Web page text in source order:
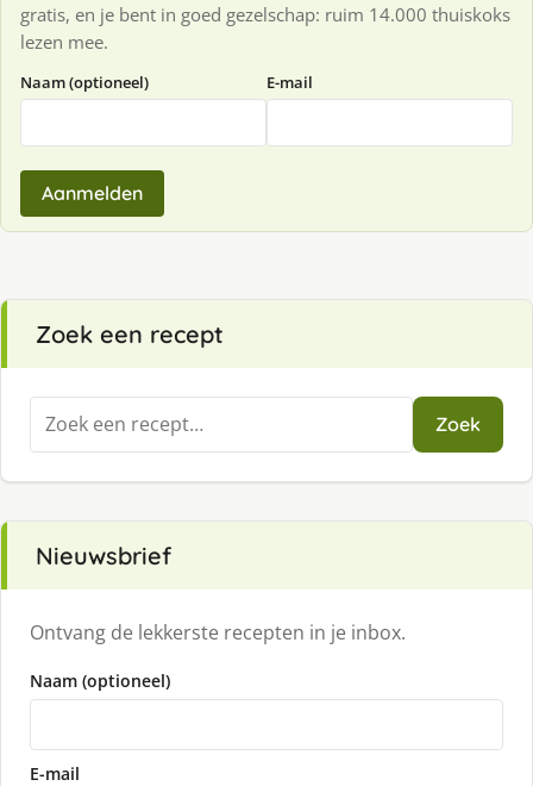
gratis, en je bent in goed gezelschap: ruim 14.000 thuiskoks
lezen mee.
Naam (optioneel) E-mail
Aanmelden
Zoek een recept
Zoeken
naar:
Zoek
Nieuwsbrief
Ontvang de lekkerste recepten in je inbox.
Naam (optioneel)
E-mail